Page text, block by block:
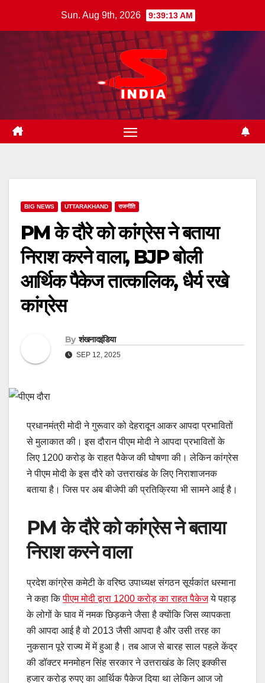
Sun. Aug 9th, 2026 9:39:14 AM
BIG NEWS UTTARAKHAND राजनीति
PM के दौरे को कांग्रेस ने बताया
निराश करने वाला, BJP बोली
आर्थिक पैकेज तात्कालिक, धैर्य रखे
कांग्रेस
By शंखनादइंडिया
SEP 12, 2025
प्रधानमंत्री मोदी ने गुरूवार को देहरादून आकर आपदा प्रभावितों
से मुलाकात की। इस दौरान पीएम मोदी ने आपदा प्रभावितों के
लिए 1200 करोड़ के राहत पैकेज की घोषणा की। लेकिन कांग्रेस
ने पीएम मोदी के इस दौरे को उत्तराखंड के लिए निराशाजनक
बताया है। जिस पर अब बीजेपी की प्रतिक्रिया भी सामने आई है।
PM के दौरे को कांग्रेस ने बताया
निराश करने वाला
प्रदेश कांग्रेस कमेटी के वरिष्ठ उपाध्यक्ष संगठन सूर्यकांत धस्माना
ने कहा किपीएम मोदी द्वारा 1200 करोड़ का राहत पैकेजये पहाड़
के लोगों के घाव में नमक छिड़कने जैसा है क्योंकि जिस व्यापकता
की आपदा आई है वो 2013 जैसी आपदा है और उसी तरह का
नुकसान पूरे राज्य में में हुआ है। तब आज से बारह साल पहले केंद्र
की डॉक्टर मनमोहन सिंह सरकार ने उत्तराखंड के लिए इक्कीस
हजार करोड़ रुपए का आर्थिक पैकेज दिया था लेकिन आज जो